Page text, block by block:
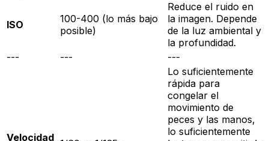
ISO
100-400 (lo más bajo
posible)
Reduce el ruido en
la imagen. Depende
de la luz ambiental y
la profundidad.
---
--- ---
Velocidad
Lo suficientemente
rápida para
congelar el
movimiento de
peces y las manos,
lo suficientemente